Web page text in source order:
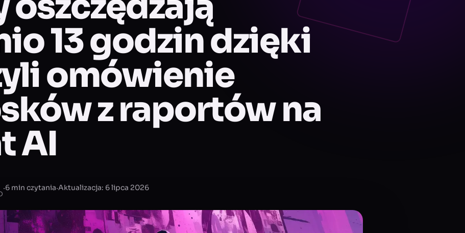
13 godzin dzięki
omówienie
z raportów na
AI
·6 min czytania·Aktualizacja: 6 lipca 2026